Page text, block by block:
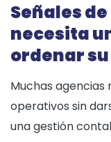
Señales
necesita
ordenar
Muchas
operativos sin
una gestión